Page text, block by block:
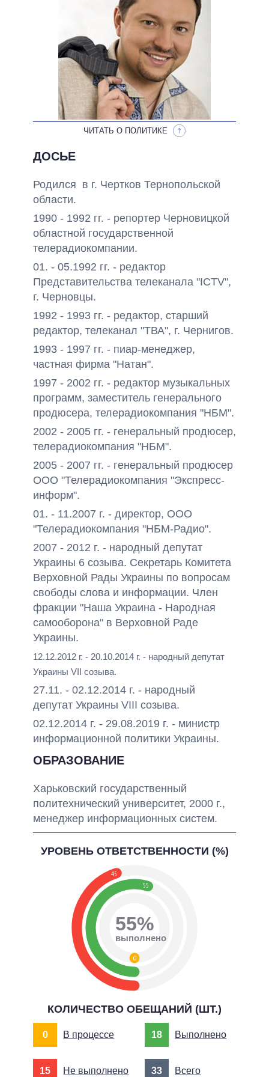
ОБЕЩАНИЯ В ПРОЦЕССЕ
ВСЕ ОБЕЩАНИЯ
АРХИВНЫЕ ОБЕЩАНИЯ
ЧИТАТЬ О ПОЛИТИКЕ
ДОСЬЕ
Родился в г. Чертков Тернопольской
области.
1990 - 1992 гг. - репортер Черновицкой
областной государственной
телерадиокомпании.
01. - 05.1992 гг. - редактор
Представительства телеканала "ICTV",
г. Черновцы.
1992 - 1993 гг. - редактор, старший
редактор, телеканал "ТВА", г. Чернигов.
1993 - 1997 гг. - пиар-менеджер,
частная фирма "Натан".
1997 - 2002 гг. - редактор музыкальных
программ, заместитель генерального
продюсера, телерадиокомпания "НБМ".
2002 - 2005 гг. - генеральный продюсер,
телерадиокомпания "НБМ".
2005 - 2007 гг. - генеральный продюсер
ООО "Телерадиокомпания "Экспресс-
информ".
01. - 11.2007 г. - директор, ООО
"Телерадиокомпания "НБМ-Радио".
2007 - 2012 г. - народный депутат
Украины 6 созыва. Секретарь Комитета
Верховной Рады Украины по вопросам
свободы слова и информации. Член
фракции "Наша Украина - Народная
самооборона" в Верховной Раде
Украины.
12.12.2012 г. - 20.10.2014 г. - народный депутат
Украины VIІ созыва.
27.11. - 02.12.2014 г. - народный
депутат Украины VIII созыва.
02.12.2014 г. - 29.08.2019 г. - министр
информационной политики Украины.
ОБРАЗОВАНИЕ
Харьковский государственный
политехнический университет, 2000 г.,
менеджер информационных систем.
УРОВЕНЬ ОТВЕТСТВЕННОСТИ (%)
45
55
0
55%
выполнено
КОЛИЧЕСТВО ОБЕЩАНИЙ (ШТ.)
0 В процессе 18 Выполнено
15 Не выполнено 33 Всего